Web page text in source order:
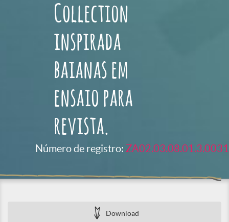
Collection
inspirada
baianas em
ensaio para
revista.
Número de registro: ZA02.03.08.01.3.0031
Download